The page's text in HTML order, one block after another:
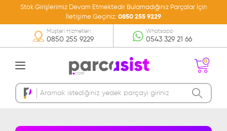
Stok Girişlerimiz Devam Etmektedir Bulamadığınız Parçalar İçin
İletişime Geçiniz: 0850 255 9229
0850 255 9229
Müşteri Hizmetleri
0543 329 21 66
Whatsapp
0
Sepetinizde Ürün